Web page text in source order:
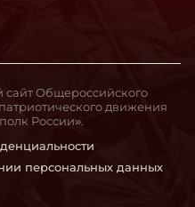
персональных данных
Общероссийского
движения
России».